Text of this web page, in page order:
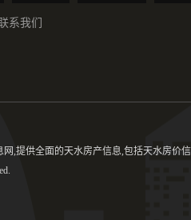
系我们
,提供全面的天水房产信息,包括天水房价